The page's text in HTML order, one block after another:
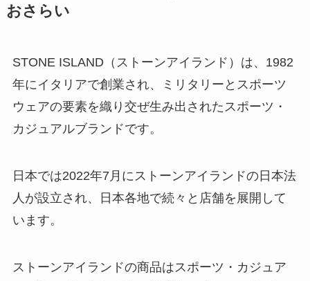
気？安く買う方法も
解説！
THE STEM CELL フ
口コミ・評判を紹
おさらい
STONE ISLAND（ストーンアイランド）は、1982
年にイタリアで創業され、ミリタリーとスポーツ
ウェアの要素を織り交ぜ生み出されたスポーツ・
カジュアルブランドです。
日本では2022年7月にストーンアイランドの日本法
人が設立され、日本各地で続々と店舗を展開して
います。
ストーンアイランドの商品はスポーツ・カジュア